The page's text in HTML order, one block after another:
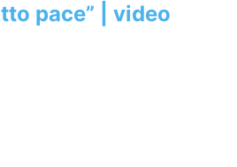
pace” | video